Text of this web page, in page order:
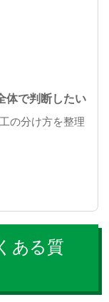
体で判断したい
の分け方を整理
ある質